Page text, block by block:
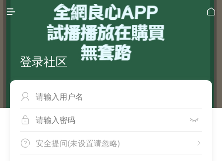
 
登录社区

 
 
安全提问(未设置请忽略)